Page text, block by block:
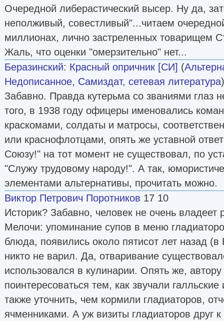
Очередной либерастический высер. Ну да,
неполживый, совестливый"...читаем
миллионах, лично застреленных товарищем
Жаль, что оценки "омерзительно" нет...
Беразинский: Красный опричник [СИ] (
Недописанное, Самиздат, сетевая литература
Забавно. Правда кутерьма со званиями глаз
того, в 1938 году офицеры именовались
краскомами, солдаты и матросы,
или краснофлотцами, опять же уставной
Союзу!" на тот момент не существовал, по
"Служу трудовому народу!". А так,
элементами альтернативы, прочитать можно.
Виктор Петрович Поротников 17 10
Историк? Забавно, человек не очень владеет
Мелочи: упоминание супов в меню
блюда, появились около пятисот лет назад (в
никто не варил. Да, отваривание
использовался в кулинарии. Опять же,
поинтересоваться тем, как звучали
также уточнить, чем кормили гладиаторов,
ячменниками. А уж визиты гладиаторов друг к